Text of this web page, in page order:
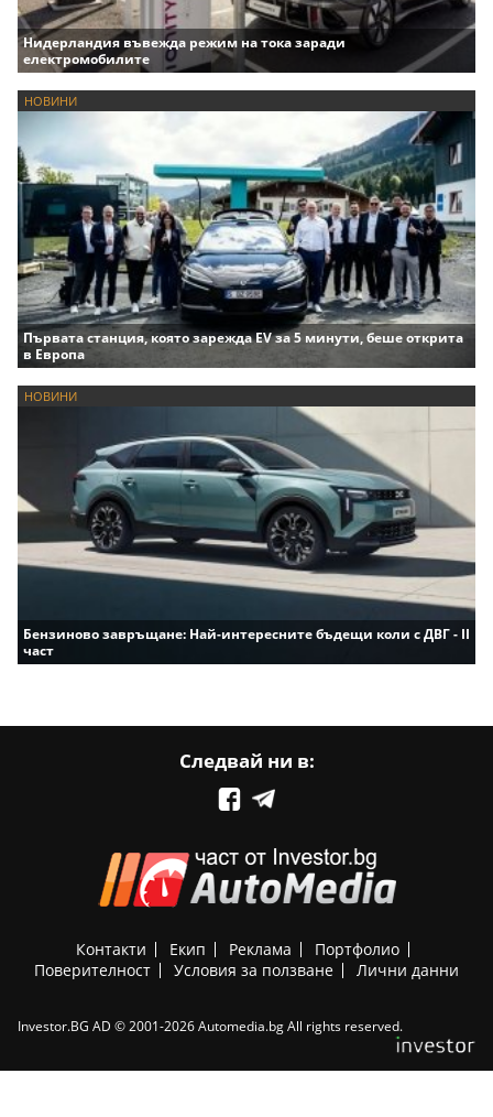
Нидерландия въвежда режим на тока заради
електромобилите
НОВИНИ
Първата станция, която зарежда EV за 5 минути, беше открита
в Европа
НОВИНИ
Бензиново завръщане: Най-интересните бъдещи коли с ДВГ - II
част
Следвай ни в:
Контакти Екип Реклама
Портфолио
Поверителност
Условия за ползване Лични данни
Investor.BG AD © 2001-2026 Automedia.bg All rights reserved.